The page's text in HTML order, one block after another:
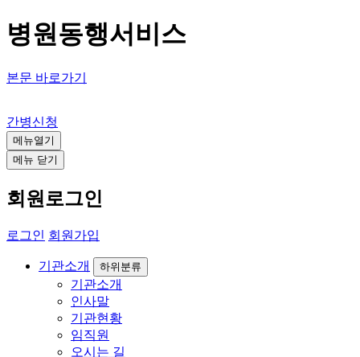
병원동행서비스
본문 바로가기
간병신청
메뉴열기
메뉴 닫기
회원로그인
로그인 회원가입
기관소개 하위분류
기관소개
인사말
기관현황
임직원
오시는 길